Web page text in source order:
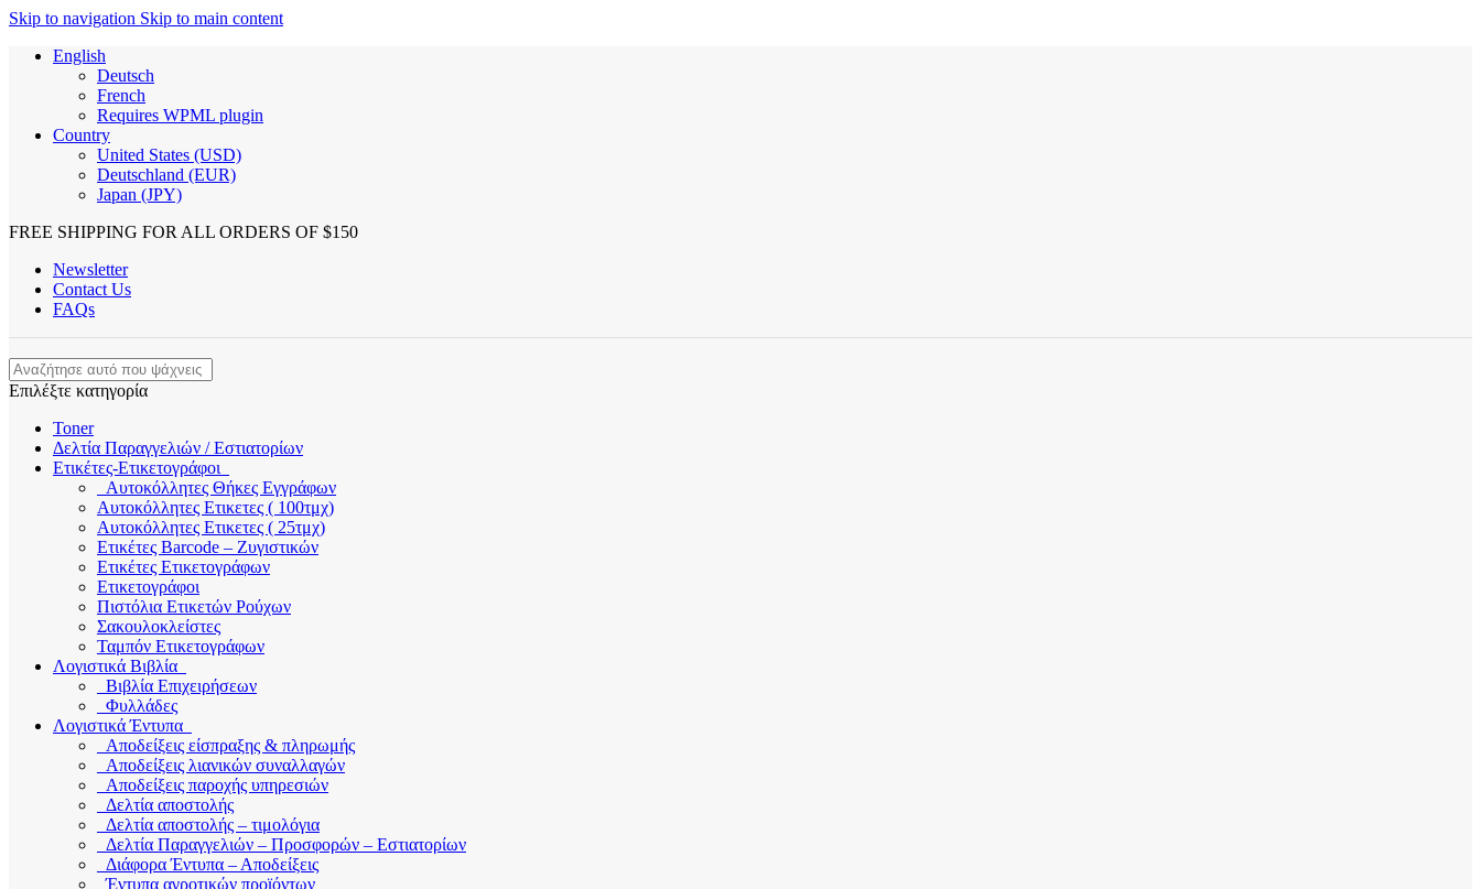
Skip to navigation Skip to main content
English
Deutsch
French
Requires WPML plugin
Country
United States (USD)
Deutschland (EUR)
Japan (JPY)
FREE SHIPPING FOR ALL ORDERS OF $150
Newsletter
Contact Us
FAQs
Επιλέξτε κατηγορία
Toner
Δελτία Παραγγελιών / Εστιατορίων
Ετικέτες-Ετικετογράφοι
Αυτοκόλλητες Θήκες Εγγράφων
Αυτοκόλλητες Ετικετες ( 100τμχ)
Αυτοκόλλητες Ετικετες ( 25τμχ)
Ετικέτες Barcode – Ζυγιστικών
Ετικέτες Ετικετογράφων
Ετικετογράφοι
Πιστόλια Ετικετών Ρούχων
Σακουλοκλείστες
Ταμπόν Ετικετογράφων
Λογιστικά Βιβλία
Βιβλία Επιχειρήσεων
Φυλλάδες
Λογιστικά Έντυπα
Αποδείξεις είσπραξης & πληρωμής
Αποδείξεις λιανικών συναλλαγών
Αποδείξεις παροχής υπηρεσιών
Δελτία αποστολής
Δελτία αποστολής – τιμολόγια
Δελτία Παραγγελιών – Προσφορών – Εστιατορίων
Διάφορα Έντυπα – Αποδείξεις
Έντυπα αγροτικών προϊόντων